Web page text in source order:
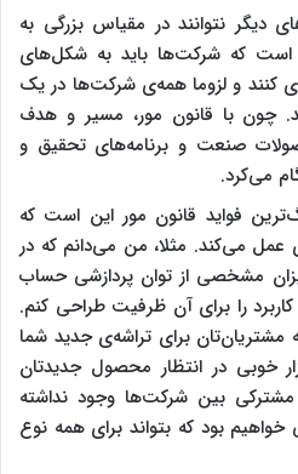
دیگر نتوانند در مقیاس بزرگی به
است که شرکت‌ها باید به شکل‌های
کنند و لزوما همه‌ی شرکت‌ها در یک
چون با قانون مور، مسیر و هدف
صنعت و برنامه‌های تحقیق و
می‌کرد.
فواید قانون مور این است که
می‌کند. مثلا، من می‌دانم که در
مشخصی از توان پردازشی حساب
کاربرد را برای آن ظرفیت طراحی کنم.
مشتریان‌تان برای تراشه‌ی جدید شما
خوبی در انتظار محصول جدیدتان
مشترکی بین شرکت‌ها وجود نداشته
بود که بتواند برای همه نوع